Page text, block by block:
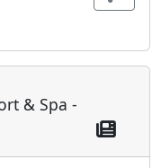
& Spa -